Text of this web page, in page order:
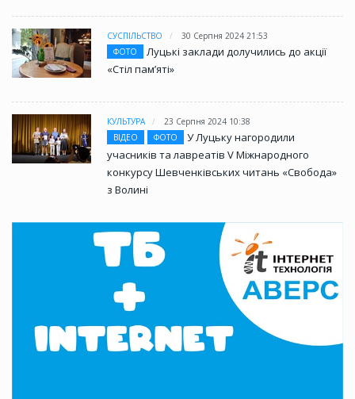
СУСПІЛЬСТВО
30 Серпня 2024 21:53
ФОТО
Луцькі заклади долучились до акції
«Стіл памʼяті»
КУЛЬТУРА
23 Серпня 2024 10:38
ВІДЕО
ФОТО
У Луцьку нагородили
учасників та лавреатів V Міжнародного
конкурсу Шевченківських читань «Свобода»
з Волині